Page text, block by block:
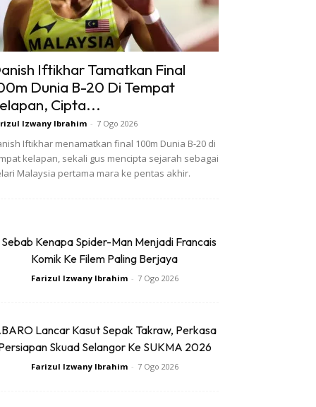
Iftikhar Tamatkan Final
Dunia B-20 Di Tempat
Cipta...
Izwany Ibrahim - 7 Ogo 2026
Iftikhar menamatkan final 100m Dunia B-20 di
kelapan, sekali gus mencipta sejarah sebagai
Malaysia pertama mara ke pentas akhir.
Kenapa Spider-Man Menjadi Francais
Komik Ke Filem Paling Berjaya
Farizul Izwany Ibrahim - 7 Ogo 2026
Lancar Kasut Sepak Takraw, Perkasa
Skuad Selangor Ke SUKMA 2026
Farizul Izwany Ibrahim - 7 Ogo 2026